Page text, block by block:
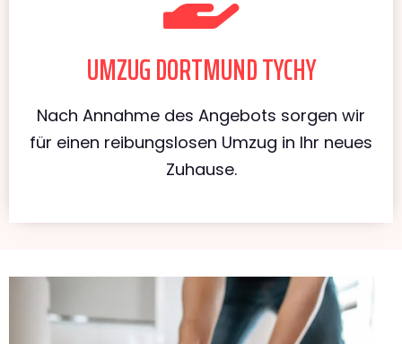
UMZUG DORTMUND TYCHY
Nach Annahme des Angebots sorgen wir
für einen reibungslosen Umzug in Ihr neues
Zuhause.